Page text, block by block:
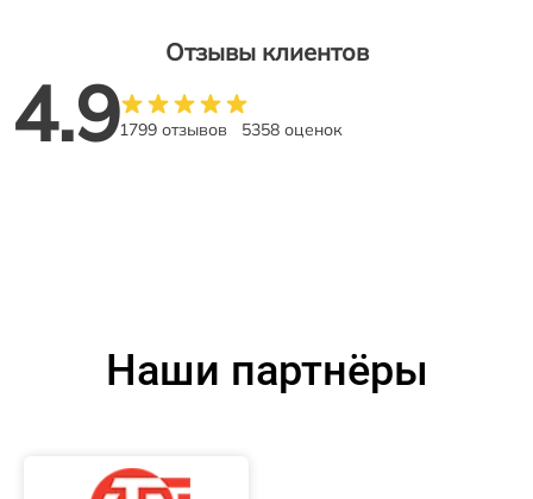
Отзывы клиентов
4.91799 отзывов 5358 оценок
Наши партнёры